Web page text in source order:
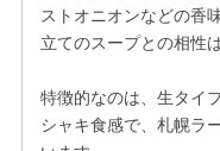
ストオニオンなどの香
立てのスープとの相性
特徴的なのは、生タイ
シャキ食感で、札幌ラ